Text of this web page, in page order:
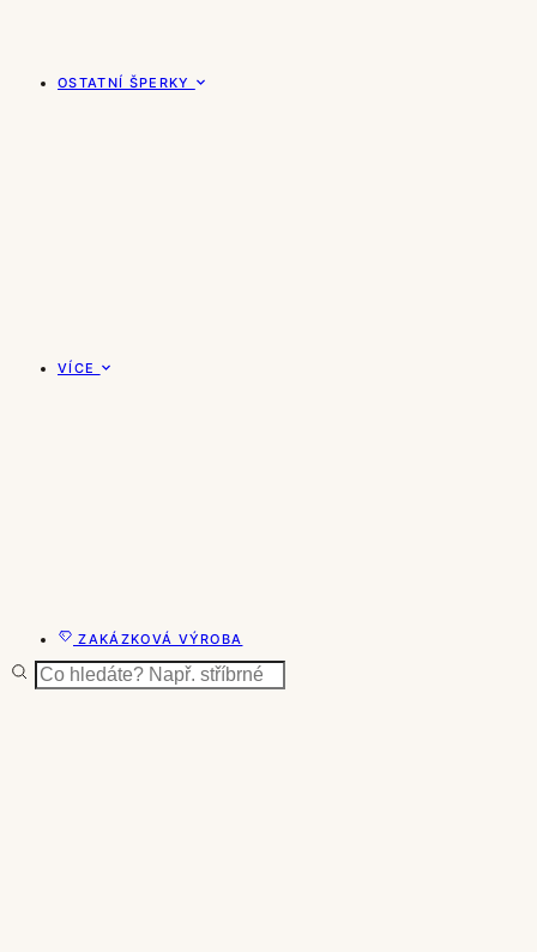
OSTATNÍ ŠPERKY
VÍCE
ZAKÁZKOVÁ VÝROBA